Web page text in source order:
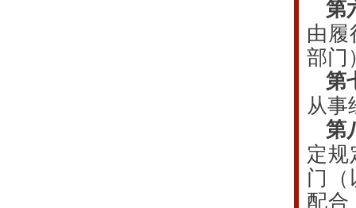
第
由
部门
第
从
第
定
门
配